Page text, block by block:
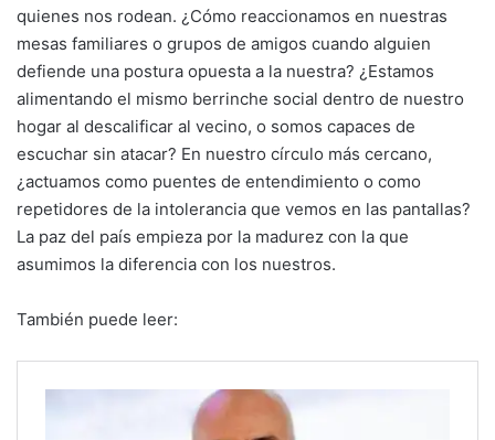
quienes nos rodean. ¿Cómo reaccionamos en nuestras
mesas familiares o grupos de amigos cuando alguien
defiende una postura opuesta a la nuestra? ¿Estamos
alimentando el mismo berrinche social dentro de nuestro
hogar al descalificar al vecino, o somos capaces de
escuchar sin atacar? En nuestro círculo más cercano,
¿actuamos como puentes de entendimiento o como
repetidores de la intolerancia que vemos en las pantallas?
La paz del país empieza por la madurez con la que
asumimos la diferencia con los nuestros.
También puede leer: